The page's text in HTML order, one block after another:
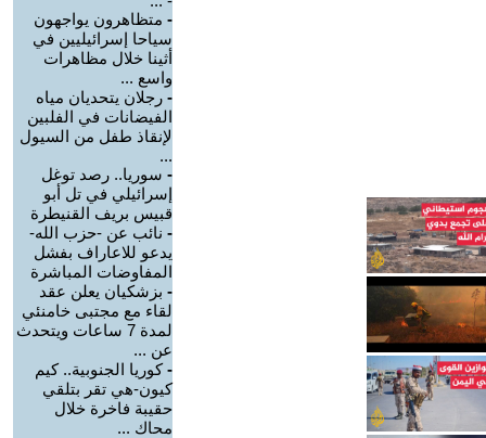
- متظاهرون يواجهون
سياحا إسرائيليين في
أثينا خلال مظاهرات
واسع ...
- رجلان يتحديان مياه
الفيضانات في الفلبين
لإنقاذ طفل من السيول
...
- سوريا.. رصد توغل
إسرائيلي في تل أبو
قبيس بريف القنيطرة
- نائب عن -حزب الله-
يدعو للاعاراف بفشل
المفاوضات المباشرة
- بزشكيان يعلن عقد
لقاء مع مجتبى خامنئي
لمدة 7 ساعات ويتحدث
عن ...
-كوريا الجنوبية.. كيم
كيون-هي تقر بتلقي
حقيبة فاخرة خلال
محاك ...